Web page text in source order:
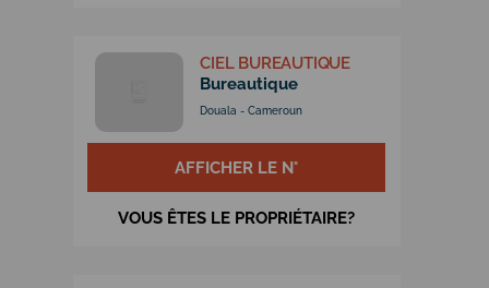
CIEL BUREAUTIQUE
Bureautique
Douala - Cameroun
AFFICHER LE N°
VOUS ÊTES LE PROPRIÉTAIRE?